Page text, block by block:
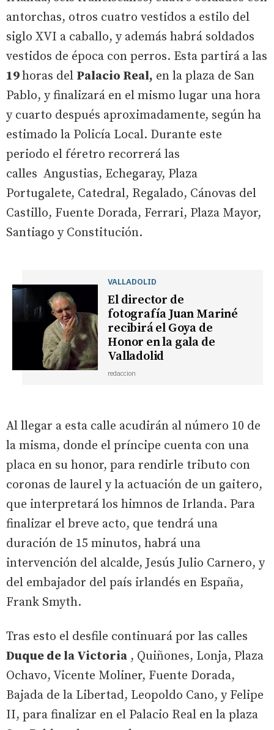
antorchas, otros cuatro vestidos a estilo del
siglo XVI a caballo, y además habrá soldados
vestidos de época con perros. Esta partirá a las
19horas del Palacio Real, en la plaza de San
Pablo, y finalizará en el mismo lugar una hora
y cuarto después aproximadamente, según ha
estimado la Policía Local. Durante este
periodo el féretro recorrerá las
calles Angustias, Echegaray, Plaza
Portugalete, Catedral, Regalado, Cánovas del
Castillo, Fuente Dorada, Ferrari, Plaza Mayor,
Santiago y Constitución.
VALLADOLID
El director de
fotografía Juan Mariné
recibirá el Goya de
Honor en la gala de
Valladolid
redaccion
Al llegar a esta calle acudirán al número 10 de
la misma, donde el príncipe cuenta con una
placa en su honor, para rendirle tributo con
coronas de laurel y la actuación de un gaitero,
que interpretará los himnos de Irlanda. Para
finalizar el breve acto, que tendrá una
duración de 15 minutos, habrá una
intervención del alcalde, Jesús Julio Carnero, y
del embajador del país irlandés en España,
Frank Smyth.
Tras esto el desfile continuará por las calles
Duque de la Victoria , Quiñones, Lonja, Plaza
Ochavo, Vicente Moliner, Fuente Dorada,
Bajada de la Libertad, Leopoldo Cano, y Felipe
II, para finalizar en el Palacio Real en la plaza